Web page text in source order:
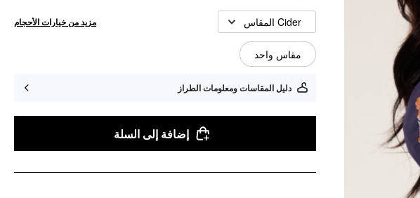
Cider المقاس مزيد من خيارات الأحجام
مقاس واحد
دليل المقاسات ومعلومات الطراز
إضافة إلى السلة